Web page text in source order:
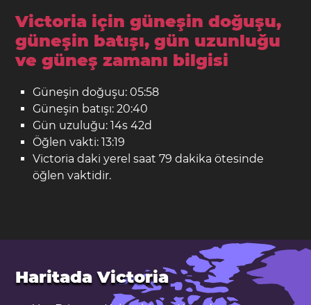
Victoria için güneşin doğuşu,
güneşin batışı, gün uzunluğu
ve güneş zamanı bilgisi
Güneşin doğuşu: 05:58
Güneşin batışı: 20:40
Gün uzuluğu: 14s 42d
Öğlen vakti: 13:19
Victoria daki yerel saat 79 dakika ötesinde
öğlen vaktidir.
Haritada Victoria